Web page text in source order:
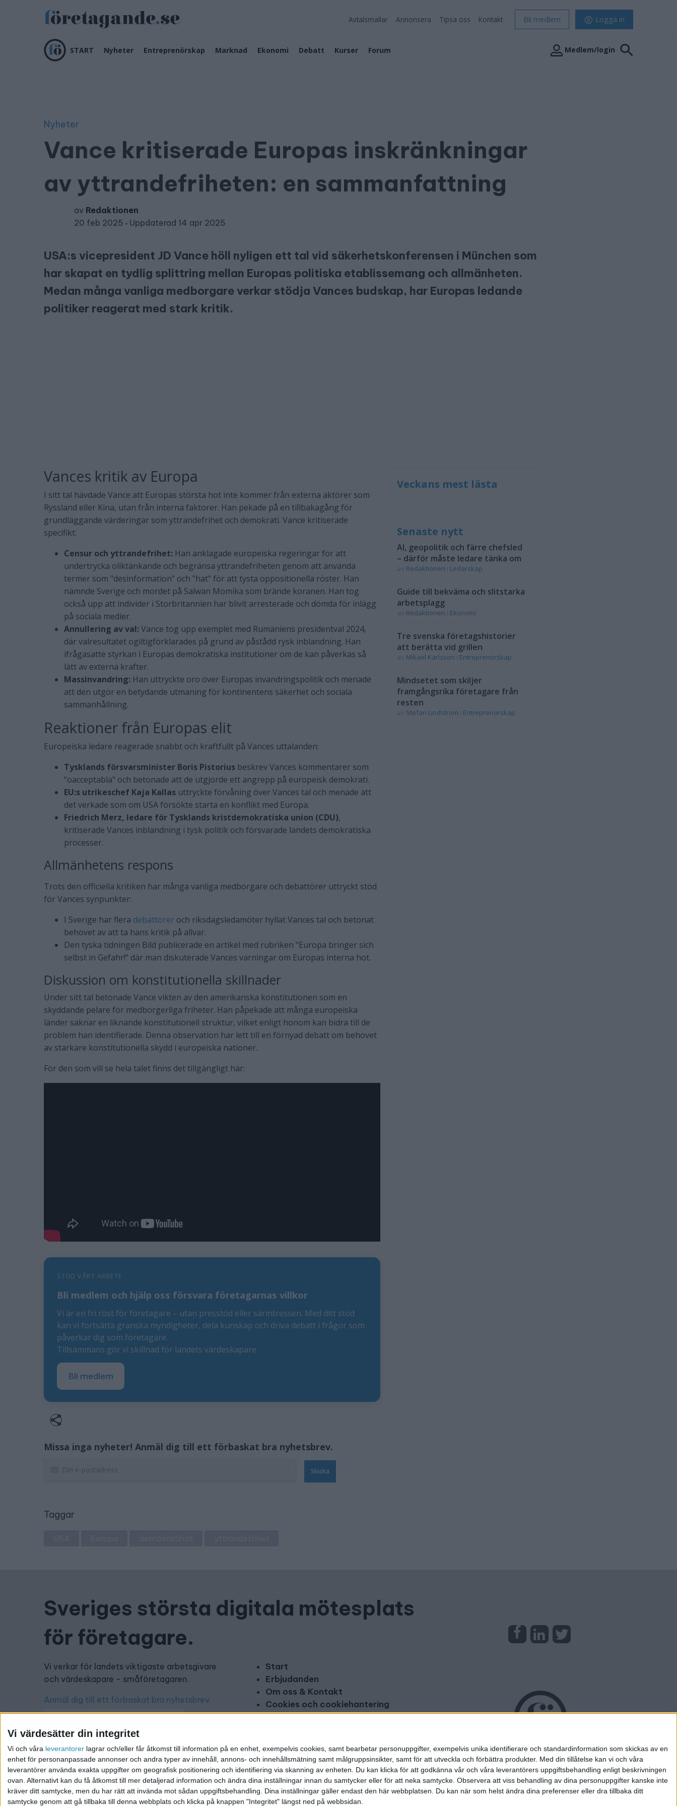
Vi värdesätter din integritet
Vi och våra leverantorer lagrar och/eller får åtkomst till information på en enhet, exempelvis cookies, samt bearbetar personuppgifter, exempelvis unika identifierare och standardinformation som skickas av en
enhet för personanpassade annonser och andra typer av innehåll, annons- och innehållsmätning samt målgruppsinsikter, samt för att utveckla och förbättra produkter. Med din tillåtelse kan vi och våra
leverantörer använda exakta uppgifter om geografisk positionering och identifiering via skanning av enheten. Du kan klicka för att godkänna vår och våra leverantörers uppgiftsbehandling enligt beskrivningen
ovan. Alternativt kan du få åtkomst till mer detaljerad information och ändra dina inställningar innan du samtycker eller för att neka samtycke. Observera att viss behandling av dina personuppgifter kanske inte
kräver ditt samtycke, men du har rätt att invända mot sådan uppgiftsbehandling. Dina inställningar gäller endast den här webbplatsen. Du kan när som helst ändra dina preferenser eller dra tillbaka ditt
samtycke genom att gå tillbaka till denna webbplats och klicka på knappen "Integritet" längst ned på webbsidan.
Avtalsmallar Annonsera Tipsa oss Kontakt Bli medlem Logga in
START Nyheter Entreprenörskap Marknad Ekonomi Debatt Kurser Forum Medlem/login
Nyheter
Vance kritiserade Europas inskränkningar
av yttrandefriheten: en sammanfattning
av Redaktionen
20 feb 2025
Uppdaterad 14 apr 2025
USA:s vicepresident JD Vance höll nyligen ett tal vid säkerhetskonferensen i München som
har skapat en tydlig splittring mellan Europas politiska etablissemang och allmänheten.
Medan många vanliga medborgare verkar stödja Vances budskap, har Europas ledande
politiker reagerat med stark kritik.
Vances kritik av Europa
I sitt tal hävdade Vance att Europas största hot inte kommer från externa aktörer som
Ryssland eller Kina, utan från interna faktorer. Han pekade på en tillbakagång för
grundläggande värderingar som yttrandefrihet och demokrati. Vance kritiserade
specifikt:
Censur och yttrandefrihet: Han anklagade europeiska regeringar för att
undertrycka oliktänkande och begränsa yttrandefriheten genom att använda
termer som "desinformation" och "hat" för att tysta oppositionella röster. Han
nämnde Sverige och mordet på Salwan Momika som brände koranen. Han tog
också upp att individer i Storbritannien har blivit arresterade och dömda för inlägg
på sociala medier.
Annullering av val: Vance tog upp exemplet med Rumäniens presidentval 2024,
där valresultatet ogiltigförklarades på grund av påstådd rysk inblandning. Han
ifrågasatte styrkan i Europas demokratiska institutioner om de kan påverkas så
lätt av externa krafter.
Massinvandring: Han uttryckte oro över Europas invandringspolitik och menade
att den utgör en betydande utmaning för kontinentens säkerhet och sociala
sammanhållning.
Reaktioner från Europas elit
Europeiska ledare reagerade snabbt och kraftfullt på Vances uttalanden:
Tysklands försvarsminister Boris Pistorius beskrev Vances kommentarer som
"oacceptabla" och betonade att de utgjorde ett angrepp på europeisk demokrati.
EU:s utrikeschef Kaja Kallas uttryckte förvåning över Vances tal och menade att
det verkade som om USA försökte starta en konflikt med Europa.
Friedrich Merz, ledare för Tysklands kristdemokratiska union (CDU),
kritiserade Vances inblandning i tysk politik och försvarade landets demokratiska
processer.
Allmänhetens respons
Trots den officiella kritiken har många vanliga medborgare och debattörer uttryckt stöd
för Vances synpunkter:
I Sverige har flera debattörer och riksdagsledamöter hyllat Vances tal och betonat
behovet av att ta hans kritik på allvar.
Den tyska tidningen Bild publicerade en artikel med rubriken "Europa bringer sich
selbst in Gefahr!" där man diskuterade Vances varningar om Europas interna hot.
Diskussion om konstitutionella skillnader
Under sitt tal betonade Vance vikten av den amerikanska konstitutionen som en
skyddande pelare för medborgerliga friheter. Han påpekade att många europeiska
länder saknar en liknande konstitutionell struktur, vilket enligt honom kan bidra till de
problem han identifierade. Denna observation har lett till en förnyad debatt om behovet
av starkare konstitutionella skydd i europeiska nationer.
För den som vill se hela talet finns det tillgängligt här:
STÖD VÅRT ARBETE
Bli medlem och hjälp oss försvara företagarnas villkor
Vi är en fri röst för företagare – utan presstöd eller särintressen. Med ditt stöd
kan vi fortsätta granska myndigheter, dela kunskap och driva debatt i frågor som
påverkar dig som företagare.
Tillsammans gör vi skillnad för landets värdeskapare.
Bli medlem
Missa inga nyheter! Anmäl dig till ett förbaskat bra nyhetsbrev.
Skicka
Taggar
Veckans mest lästa
Senaste nytt
AI, geopolitik och färre chefsled
– därför måste ledare tänka om
Redaktionen Ledarskap
Guide till bekväma och slitstarka
arbetsplagg
Redaktionen Ekonomi
Tre svenska företagshistorier
att berätta vid grillen
Mikael Karlsson Entreprenörskap
Mindsetet som skiljer
framgångsrika företagare från
resten
Stefan Lindstrom Entreprenörskap
Sveriges största digitala mötesplats
för företagare.
Vi verkar för landets viktigaste arbetsgivare
och värdeskapare - småföretagaren.
Anmäl dig till ett förbaskat bra nyhetsbrev
Har du ett nyhetstips?
Kontakta oss: info@foretagande.se
Start
Erbjudanden
Om oss & Kontakt
Cookies och cookiehantering
Copyright och disclaimer